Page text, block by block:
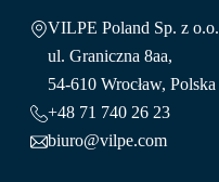
VILPE Poland Sp. z o.o.
ul. Graniczna 8aa,
54-610 Wrocław, Polska
+48 71 740 26 23
biuro@vilpe.com